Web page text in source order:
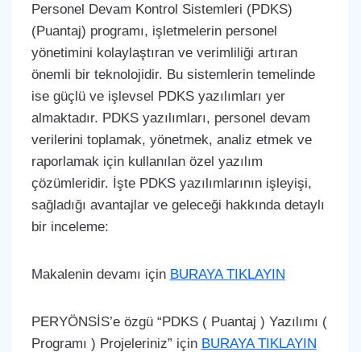
Personel Devam Kontrol Sistemleri (PDKS)
(Puantaj) programı, işletmelerin personel
yönetimini kolaylaştıran ve verimliliği artıran
önemli bir teknolojidir. Bu sistemlerin temelinde
ise güçlü ve işlevsel PDKS yazılımları yer
almaktadır. PDKS yazılımları, personel devam
verilerini toplamak, yönetmek, analiz etmek ve
raporlamak için kullanılan özel yazılım
çözümleridir. İşte PDKS yazılımlarının işleyişi,
sağladığı avantajlar ve geleceği hakkında detaylı
bir inceleme:
Makalenin devamı için BURAYA TIKLAYIN
PERYÖNSİS’e özgü “PDKS ( Puantaj ) Yazılımı (
Programı ) Projeleriniz” için BURAYA TIKLAYIN